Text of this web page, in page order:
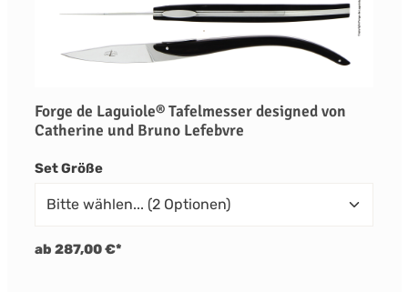
Forge de Laguiole® Tafelmesser designed von
Catherine und Bruno Lefebvre
Set Größeauswählen
ab 287,00 €*